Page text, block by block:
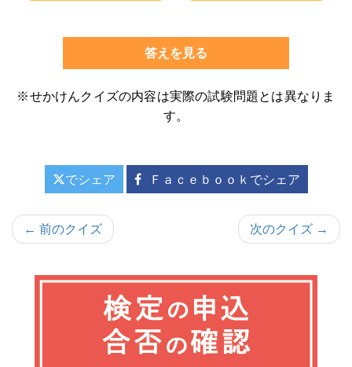
答えを見る
※せかけんクイズの内容は実際の試験問題とは異なりま
す。
でシェア Ｆａｃｅｂｏｏｋでシェア
投← 前のクイズ 次のクイズ →